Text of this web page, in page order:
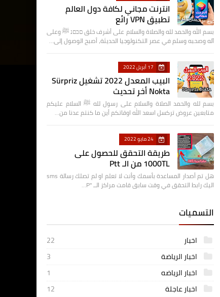
انترنت مجاني لكافة دول العالم
تطبيق VPN رائع
بسم الله والحمد لله والصلاة والسلام على أشرف خلق םבםנ ﷺ وعلى
آله وصحبه وسلم في عصر التكنولوجيا الحديثة، أصبح الوصول إلى…
17 أبريل 2022
البيب المعدل 2022 تشغيل Sürpriz
Nokta أخر تحديث
بسم لله والحمد الصلاة والسلام على رسول لله ﷺ السلام عليكم
متابعين عروض تركسل اسعد الله اوقاتكم أين ما كنتم عدنا من…
24 مايو 2022
طريقة التحقق للحصول على
1000TL من الـ Ptt
هل تم أصدار المساعدة بأسمك وأنت لا تعلم او لم تصلك رسالة sms
اليك رابط التحقق في وقت سابق قامت مراكز الــ "P…
التسميات
اخبار
22
اخبار الرياضة
3
اخبار الرياضه
1
اخبار عاجلة
12